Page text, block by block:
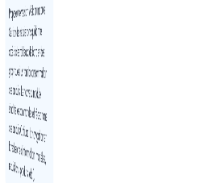
Web du module
qui donne
de bord et des
la consommation
module
et réceptions
la navigation et
(modèles,
etc.).